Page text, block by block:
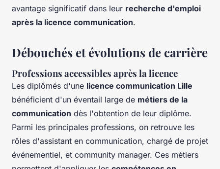
avantage significatif dans leur recherche d'emploi
après la licence communication.
Débouchés et évolutions de carrière
Professions accessibles après la licence
Les diplômés d'une licence communication Lille
bénéficient d'un éventail large de métiers de la
communication dès l'obtention de leur diplôme.
Parmi les principales professions, on retrouve les
rôles d'assistant en communication, chargé de projet
événementiel, et community manager. Ces métiers